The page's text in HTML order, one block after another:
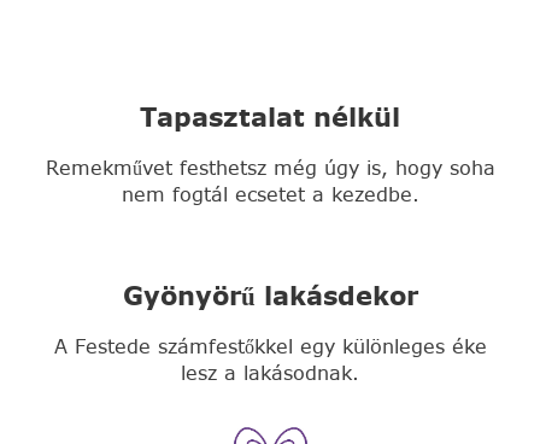
Tapasztalat nélkül
Remekművet festhetsz még úgy is, hogy soha
nem fogtál ecsetet a kezedbe.
Gyönyörű lakásdekor
A Festede számfestőkkel egy különleges éke
lesz a lakásodnak.